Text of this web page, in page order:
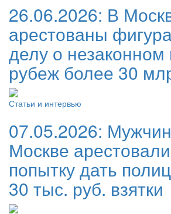
26.06.2026: В
арестованы
делу о
рубеж более 30
Статьи и интервью
07.05.2026:
Москве
попытку дать
30 тыс. руб. взятки